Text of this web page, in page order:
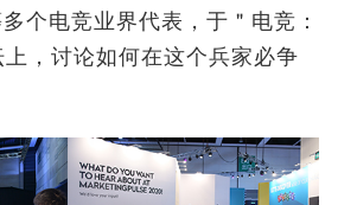
个电竞业界代表，于＂电竞：
，讨论如何在这个兵家必争